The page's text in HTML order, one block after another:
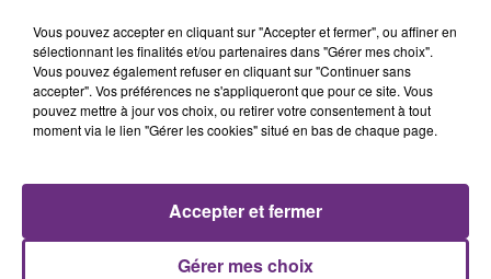
9h22
UNE JEUNE AUTOMOBILISTE GRIÈVEMENT
BLESSÉE
Une automobiliste s'est retrouvée piégée dans
son véhicule après une collision avec un poids
de 20 ans a été...
10h41
10h41 10h37
10h37
Vous pouvez accepter en cliquant sur "Accepter et fermer", ou affiner en
sélectionnant les finalités et/ou partenaires dans "Gérer mes choix".
Vous pouvez également refuser en cliquant sur "Continuer sans
accepter". Vos préférences ne s'appliqueront que pour ce site. Vous
pouvez mettre à jour vos choix, ou retirer votre consentement à tout
moment via le lien "Gérer les cookies" situé en bas de chaque page.
Gérer mes choix
Accepter et fermer